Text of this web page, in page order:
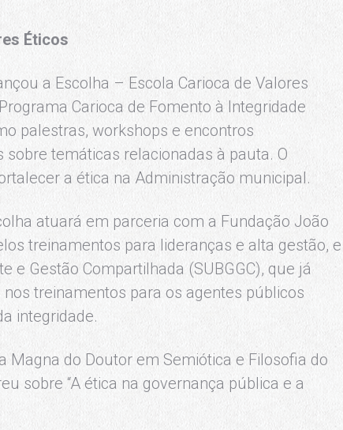
Éticos
a Escolha – Escola Carioca de Valores
Carioca de Fomento à Integridade
palestras, workshops e encontros
temáticas relacionadas à pauta. O
a ética na Administração municipal.
atuará em parceria com a Fundação João
treinamentos para lideranças e alta gestão, e
e Gestão Compartilhada (SUBGGC), que já
treinamentos para os agentes públicos
integridade.
Magna do Doutor em Semiótica e Filosofia do
sobre “A ética na governança pública e a